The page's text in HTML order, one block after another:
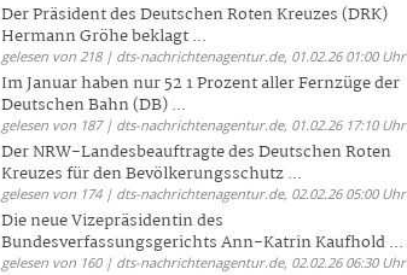
Der Präsident des Deutschen Roten Kreuzes (DRK)
Hermann Gröhe beklagt ...
gelesen von 218 | dts-nachrichtenagentur.de, 01.02.26 01:00 Uhr
Im Januar haben nur 52 1 Prozent aller Fernzüge der
Deutschen Bahn (DB) ...
gelesen von 187 | dts-nachrichtenagentur.de, 01.02.26 17:10 Uhr
Der NRW-Landesbeauftragte des Deutschen Roten
Kreuzes für den Bevölkerungsschutz ...
gelesen von 174 | dts-nachrichtenagentur.de, 02.02.26 05:00 Uhr
Die neue Vizepräsidentin des
Bundesverfassungsgerichts Ann-Katrin Kaufhold ...
gelesen von 160 | dts-nachrichtenagentur.de, 02.02.26 06:30 Uhr